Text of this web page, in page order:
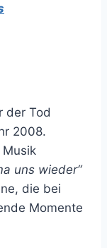
der Tod
2008.
uns wieder“
die bei
Momente